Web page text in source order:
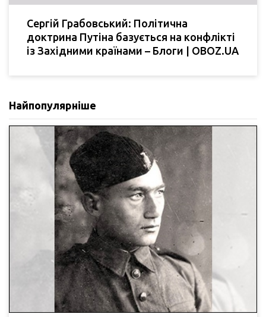
Сергій Грабовський: Політична
доктрина Путіна базується на конфлікті
із Західними країнами – Блоги | OBOZ.UA
Найпопулярніше